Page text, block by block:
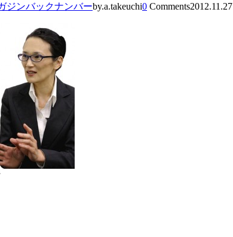
ジンバックナンバーby.a.takeuchi0 Comments2012.11.27